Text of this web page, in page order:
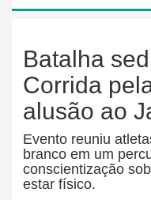
Batalha
Corrida
alusão ao
Evento reuniu
branco em um
conscientização
estar físico.